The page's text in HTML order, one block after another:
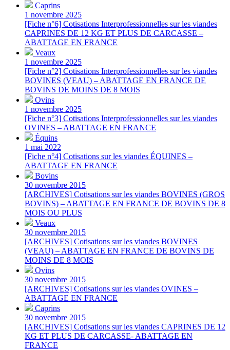
Caprins
1 novembre 2025
[Fiche n°6] Cotisations Interprofessionnelles sur les viandes
CAPRINES DE 12 KG ET PLUS DE CARCASSE –
ABATTAGE EN FRANCE
Veaux
1 novembre 2025
[Fiche n°2] Cotisations Interprofessionnelles sur les viandes
BOVINES (VEAU) – ABATTAGE EN FRANCE DE
BOVINS DE MOINS DE 8 MOIS
Ovins
1 novembre 2025
[Fiche n°3] Cotisations Interprofessionnelles sur les viandes
OVINES – ABATTAGE EN FRANCE
Équins
1 mai 2022
[Fiche n°4] Cotisations sur les viandes ÉQUINES –
ABATTAGE EN FRANCE
Bovins
30 novembre 2015
[ARCHIVES] Cotisations sur les viandes BOVINES (GROS
BOVINS) – ABATTAGE EN FRANCE DE BOVINS DE 8
MOIS OU PLUS
Veaux
30 novembre 2015
[ARCHIVES] Cotisations sur les viandes BOVINES
(VEAU) – ABATTAGE EN FRANCE DE BOVINS DE
MOINS DE 8 MOIS
Ovins
30 novembre 2015
[ARCHIVES] Cotisations sur les viandes OVINES –
ABATTAGE EN FRANCE
Caprins
30 novembre 2015
[ARCHIVES] Cotisations sur les viandes CAPRINES DE 12
KG ET PLUS DE CARCASSE- ABATTAGE EN
FRANCE